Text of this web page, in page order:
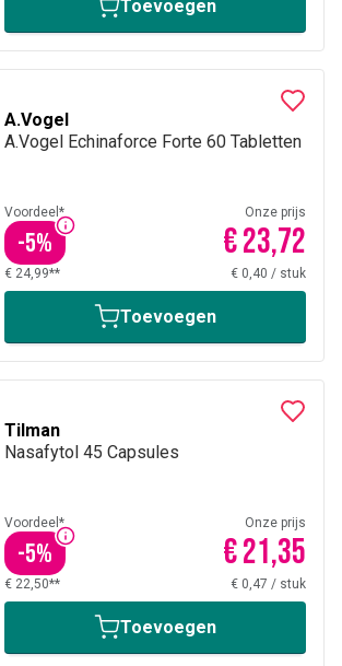
Toevoegen
A.Vogel
A.Vogel Echinaforce Forte 60 Tabletten
Voordeel*
-5%
Onze prijs
€ 23,72
€ 24,99** € 0,40 / stuk
Toevoegen
Tilman
Nasafytol 45 Capsules
Voordeel*
-5%
Onze prijs
€ 21,35
€ 22,50** € 0,47 / stuk
Toevoegen